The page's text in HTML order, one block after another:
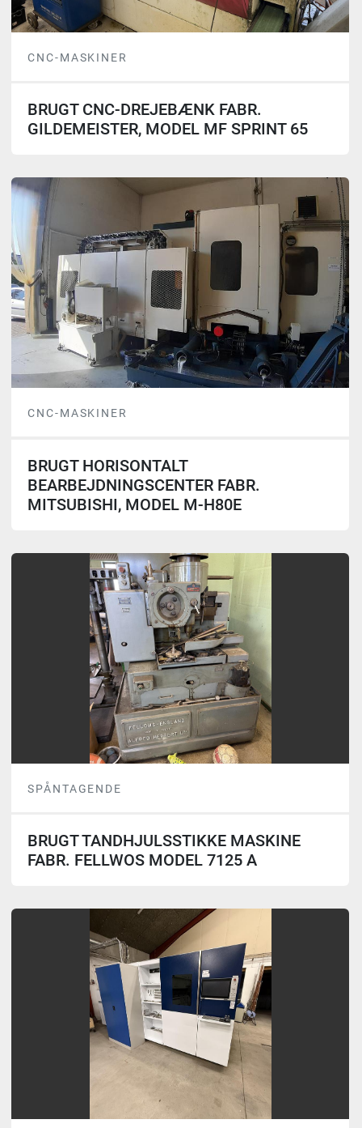
CNC-MASKINER
BRUGT CNC-DREJEBÆNK FABR.
GILDEMEISTER, MODEL MF SPRINT 65
CNC-MASKINER
BRUGT HORISONTALT
BEARBEJDNINGSCENTER FABR.
MITSUBISHI, MODEL M-H80E
SPÅNTAGENDE
BRUGT TANDHJULSSTIKKE MASKINE
FABR. FELLWOS MODEL 7125 A